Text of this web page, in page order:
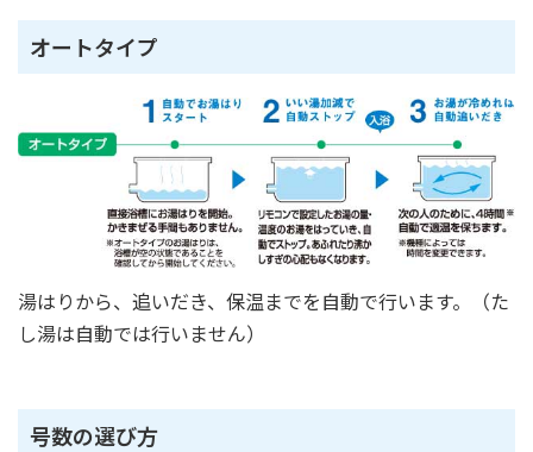
オートタイプ
湯はりから、追いだき、保温までを自動で行います。（た
し湯は自動では行いません）
号数の選び方